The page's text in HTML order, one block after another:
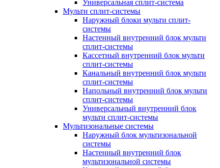
Универсальная сплит-система
Мульти сплит-системы
Наружный блоки мульти сплит-
системы
Настенный внутренний блок мульти
сплит-системы
Кассетный внутренний блок мульти
сплит-системы
Канальный внутренний блок мульти
сплит-системы
Напольный внутренний блок мульти
сплит-системы
Универсальный внутренний блок
мульти сплит-системы
Мультизональные системы
Наружный блок мультизональной
системы
Настенный внутренний блок
мультизональной системы